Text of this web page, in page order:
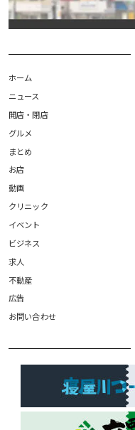
ホーム
ニュース
開店・閉店
グルメ
まとめ
お店
動画
クリニック
イベント
ビジネス
求人
不動産
広告
お問い合わせ